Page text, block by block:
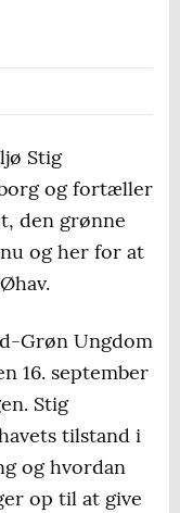
Stig
og fortæller
den grønne
og her for at
Grøn Ungdom
16. september
Stig
tilstand i
og hvordan
op til at give